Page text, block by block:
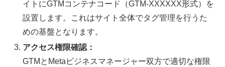
イトにGTMコンテナコード（GTM-XXXXXX形式）を
設置します。これはサイト全体でタグ管理を行うた
めの基盤となります。
アクセス権限確認：
GTMとMetaビジネスマネージャー双方で適切な権限